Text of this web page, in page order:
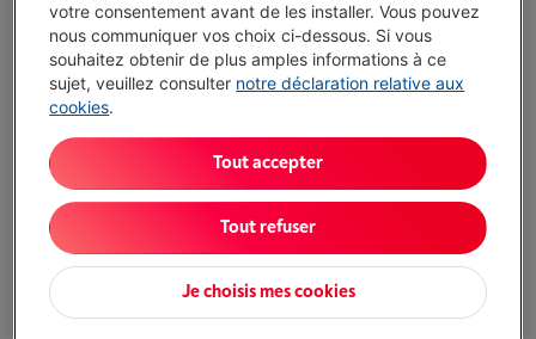
J'achète
Comparer
Atouts
Chauffage ultra-rapide. Prêt en 3 secondes grâce au
système ThermoJet, permettant de préparer 2
cappuccinos en 75 secondes​
votre consentement avant de les installer. Vous pouvez
nous communiquer vos choix ci-dessous. Si vous
souhaitez obtenir de plus amples informations à ce
sujet, veuillez consulter notre déclaration relative aux
cookies.
Je choisis mes cookies
Tout refuser
Tout accepter